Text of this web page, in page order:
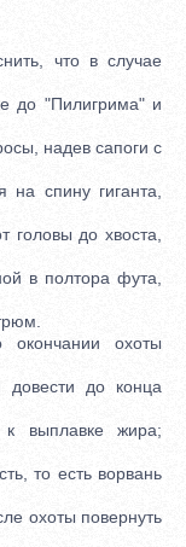
что в случае
до "Пилигрима" и
надев сапоги с
спину гиганта,
до хвоста,
в полтора фута,
охоты
до конца
выплавке жира;
то есть ворвань
охоты повернуть